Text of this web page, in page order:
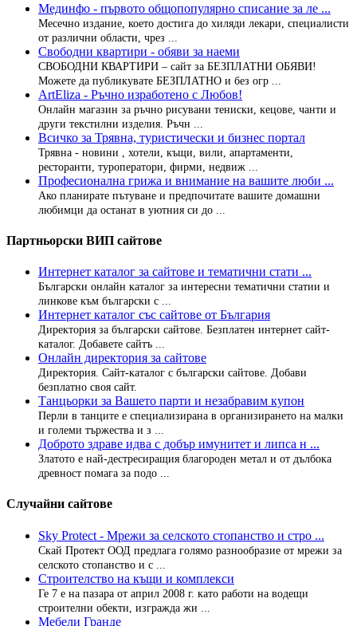
Мединфо - първото общопопулярно списание за ле ...
Месечно издание, което достига до хиляди лекари, специалисти
от различни области, чрез ...
Свободни квартири - обяви за наеми
СВОБОДНИ КВАРТИРИ – сайт за БЕЗПЛАТНИ ОБЯВИ!
Можете да публикувате БЕЗПЛАТНО и без огр ...
ArtEliza - Ръчно изработено с Любов!
Онлайн магазин за ръчно рисувани тениски, кецове, чанти и
други текстилни изделия. Ръчн ...
Всичко за Трявна, туристически и бизнес портал
Трявна - новини , хотели, къщи, вили, апартаменти,
ресторанти, туроператори, фирми, недвиж ...
Професионална грижа и внимание на вашите люби ...
Ако планирате пътуване и предпочитате вашите домашни
любимци да останат в уютния си до ...
Партньорски ВИП сайтове
Интернет каталог за сайтове и тематични стати ...
Български онлайн каталог за интересни тематични статии и
линкове към български с ...
Интернет каталог със сайтове от България
Директория за български сайтове. Безплатен интернет сайт-
каталог. Добавете сайтъ ...
Онлайн директория за сайтове
Директория. Сайт-каталог с български сайтове. Добави
безплатно своя сайт.
Танцьорки за Вашето парти и незабравим купон
Перли в танците е специализирана в организирането на малки
и големи тържества и з ...
Доброто здраве идва с добър имунитет и липса н ...
Златото е най-дестресиращия благороден метал и от дълбока
древност помага за подо ...
Случайни сайтове
Sky Protect - Мрежи за селското стопанство и стро ...
Скай Протект ООД предлага голямо разнообразие от мрежи за
селското стопанство и с ...
Строителство на къщи и комплекси
Ге 7 е на пазара от април 2008 г. като работи на водещи
строителни обекти, изгражда жи ...
Мебели Гранде